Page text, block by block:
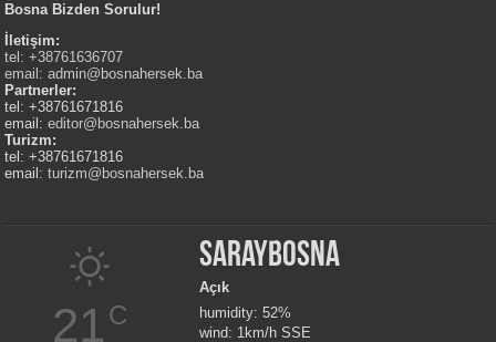
Bosna Bizden Sorulur!
İletişim:
tel: +38761636707
email:admin@bosnahersek.ba
Partnerler:
tel: +38761671816
email:editor@bosnahersek.ba
Turizm:
tel: +38761671816
email:turizm@bosnahersek.ba
21 C
Saraybosna
Açık
humidity: 52%
wind: 1km/h SSE